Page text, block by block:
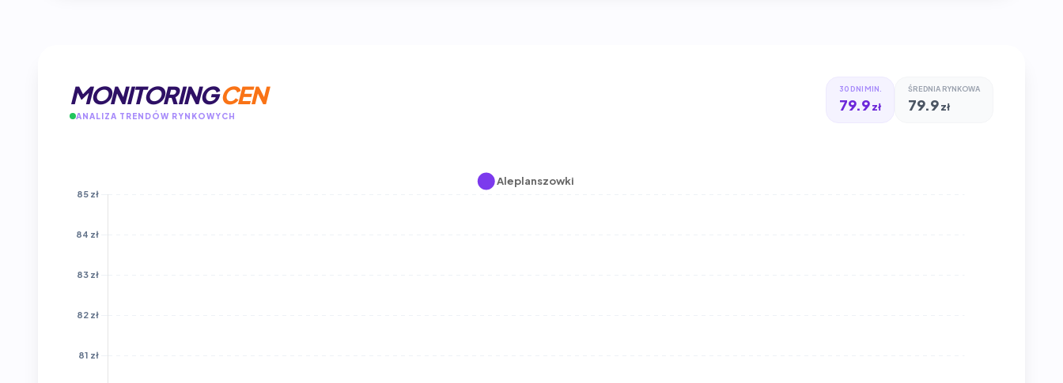
MONITORINGCEN
ANALIZA TRENDÓW RYNKOWYCH
30 DNI MIN.
79.9 zł
ŚREDNIA RYNKOWA
79.9 zł